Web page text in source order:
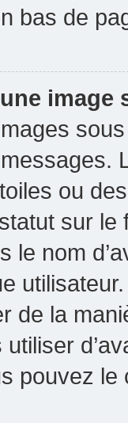
bas de
image
ou
sur
le nom
utilisateur.
de la
pouvez